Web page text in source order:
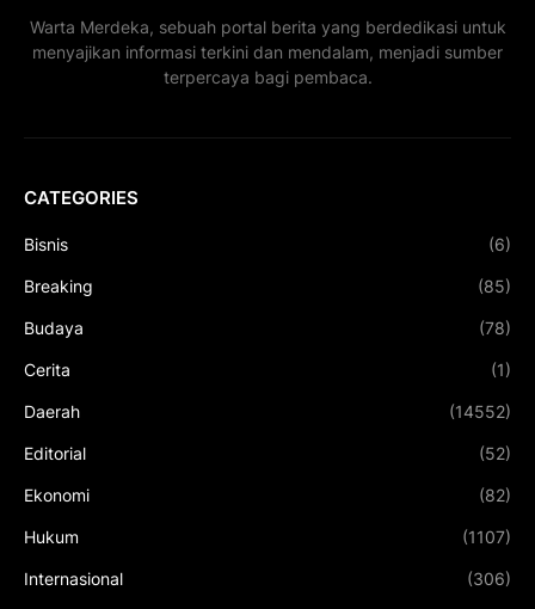
Warta Merdeka, sebuah portal berita yang berdedikasi untuk
menyajikan informasi terkini dan mendalam, menjadi sumber
terpercaya bagi pembaca.
CATEGORIES
Bisnis (6)
Breaking (85)
Budaya (78)
Cerita (1)
Daerah (14552)
Editorial (52)
Ekonomi (82)
Hukum (1107)
Internasional (306)